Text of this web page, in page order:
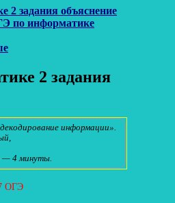
2 задания объяснение
по информатике
2 задания
информации».
— 4 минуты.
ОГЭ